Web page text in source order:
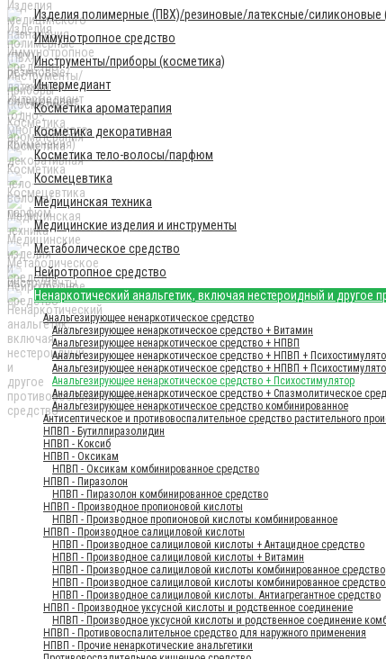
Изделия полимерные (ПВХ)/резиновые/латексные/силиконовые
Иммунотропное средство
Инструменты/приборы (косметика)
Интермедиант
Косметика ароматерапия
Косметика декоративная
Косметика тело-волосы/парфюм
Космецевтика
Медицинская техника
Медицинские изделия и инструменты
Метаболическое средство
Нейротропное средство
Ненаркотический анальгетик, включая нестероидный и другое
Анальгезирующее ненаркотическое средство
Анальгезирующее ненаркотическое средство + Витамин
Анальгезирующее ненаркотическое средство + НПВП
Анальгезирующее ненаркотическое средство + НПВП +
Анальгезирующее ненаркотическое средство + НПВП +
Анальгезирующее ненаркотическое средство + Психостимулятор
Анальгезирующее ненаркотическое средство + Спазмолитическое
Анальгезирующее ненаркотическое средство комбинированное
Антисептическое и противовоспалительное средство растительного
НПВП - Бутилпиразолидин
НПВП - Коксиб
НПВП - Оксикам
НПВП - Оксикам комбинированное средство
НПВП - Пиразолон
НПВП - Пиразолон комбинированное средство
НПВП - Производное пропионовой кислоты
НПВП - Производное пропионовой кислоты комбинированное
НПВП - Производное салициловой кислоты
НПВП - Производное салициловой кислоты + Антацидное средство
НПВП - Производное салициловой кислоты + Витамин
НПВП - Производное салициловой кислоты комбинированное средство
НПВП - Производное салициловой кислоты комбинированное
НПВП - Производное салициловой кислоты. Антиагрегантное средство
НПВП - Производное уксусной кислоты и родственное соединение
НПВП - Производное уксусной кислоты и родственное соединение
НПВП - Противовоспалительное средство для наружного применения
НПВП - Прочие ненаркотические анальгетики